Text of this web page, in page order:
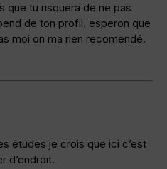
que tu risquera de ne pas
de ton profil. esperon que
moi on ma rien recomendé.
études je crois que ici c’est
d’endroit.